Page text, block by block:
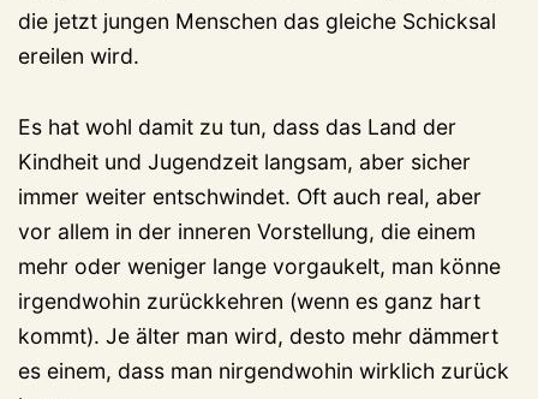
die jetzt jungen Menschen das gleiche Schicksal
ereilen wird.
Es hat wohl damit zu tun, dass das Land der
Kindheit und Jugendzeit langsam, aber sicher
immer weiter entschwindet. Oft auch real, aber
vor allem in der inneren Vorstellung, die einem
mehr oder weniger lange vorgaukelt, man könne
irgendwohin zurückkehren (wenn es ganz hart
kommt). Je älter man wird, desto mehr dämmert
es einem, dass man nirgendwohin wirklich zurück